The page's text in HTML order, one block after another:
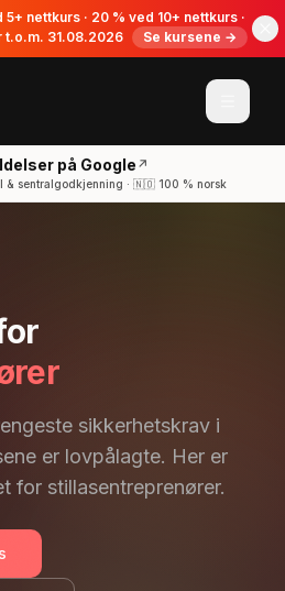
nettkurs · 20 % ved 10+ nettkurs ·
t.o.m. 31.08.2026
Se kursene →
på Google↗
& sentralgodkjenning · 🇳🇴 100 % norsk
sikkerhetskrav i
er lovpålagte. Her er
for stillasentreprenører.